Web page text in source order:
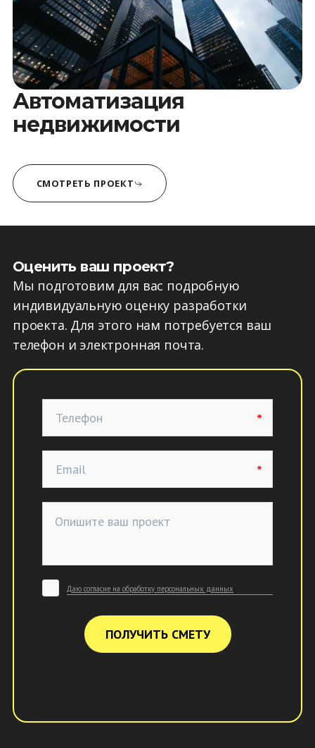
Автоматизация
недвижимости
СМОТРЕТЬ ПРОЕКТ
Оценить ваш проект?
Мы подготовим для вас подробную
индивидуальную оценку разработки
проекта. Для этого нам потребуется ваш
телефон и электронная почта.